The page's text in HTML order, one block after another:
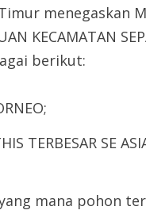
menegaskan
KECAMATAN
berikut:
TERBESAR SE
yang mana